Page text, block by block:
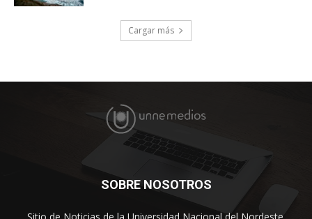
Cargar más
SOBRE NOSOTROS